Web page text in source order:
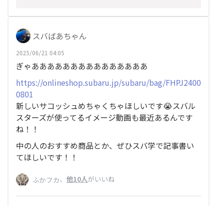
スバばあちゃん
2025/06/21 04:05
ぎゃあああああああああああああああ
https://onlineshop.subaru.jp/subaru/bag/FHPJ2400
0801
新しいサコッシュめちゃくちゃほしいです😭スバル
スターズが使ってるイメージ動画も最近あるんです
ね！！
中の人のおすすめ商品とか、ぜひスバ学で記事書い
てほしいです！！
ふかフカ、 他10人がいいね